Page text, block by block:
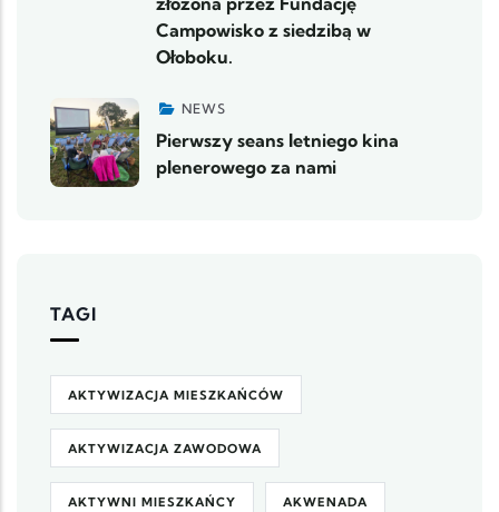
Campowisko z siedzibą w
Ołoboku.
NEWS
Pierwszy seans letniego kina
plenerowego za nami
TAGI
AKTYWIZACJA MIESZKAŃCÓW
AKTYWIZACJA ZAWODOWA
AKTYWNI MIESZKAŃCY AKWENADA